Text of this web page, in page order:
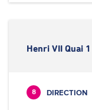
Henri VII Quai 1
8 DIRECTION